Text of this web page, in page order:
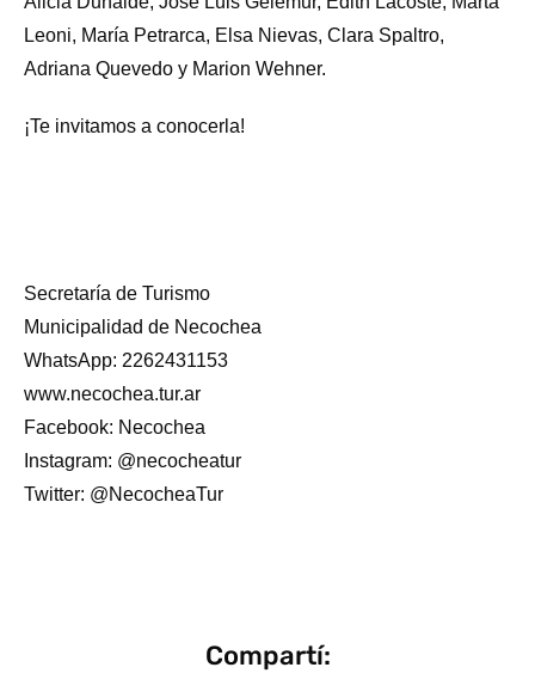
Leoni, María Petrarca, Elsa Nievas, Clara Spaltro,
Adriana Quevedo y Marion Wehner.
¡Te invitamos a conocerla!
Secretaría de Turismo
Municipalidad de Necochea
WhatsApp: 2262431153
www.necochea.tur.ar
Facebook: Necochea
Instagram: @necocheatur
Twitter: @NecocheaTur
Compartí: